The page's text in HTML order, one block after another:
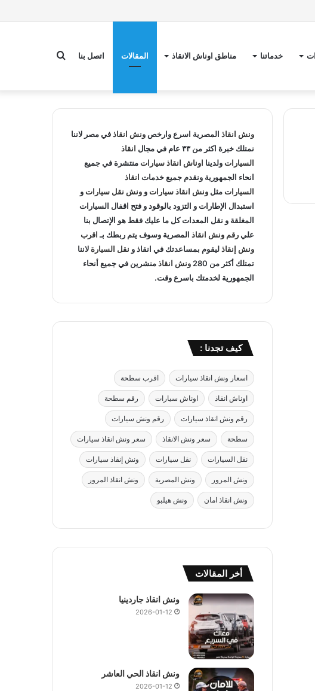
خدماتنا مناطق اوناش الانقاذ المقالات اتصل بنا
ونش انقاذ المصرية اسرع وارخصونش انقاذفي مصر لاننا
نمتلك خبرة اكثر من ٣٣ عام في مجال
انقاذ
السياراتولدينا اوناش انقاذ سياراتمنتشرة في جميع
انحاء الجمهورية ونقدم جميع خدمات انقاذ
السياراتمثلونش انقاذ سياراتوونش نقل سياراتو
استبدال الإطارات و التزود بالوقود و فتح اقفال السيارات
المغلقة و نقل المعدات كل ما عليك فقط هو الإتصال بنا
عليرقم ونش انقاذ المصرية وسوف يتم ربطك بـ اقرب
ونش إنقاذليقوم بمساعدتك في انقاذ و نقل السيارة لاننا
تمتلك أكثر من 280
ونش انقاذمنشرين في جميع أنحاء
الجمهورية لخدمتك باسرع وقت.
كيف تجدنا :
اسعار ونش انقاذ سيارات اقرب سطحة
اوناش انقاذ اوناش سيارات رقم سطحة
رقم ونش انقاذ سيارات رقم ونش سيارات
سطحة سعر ونش الانقاذ سعر ونش انقاذ سيارات
نقل السيارات نقل سيارات ونش إنقاذ سيارات
ونش المرور ونش المصرية ونش انقاذ المرور
ونش انقاذ امان ونش هيلبو
أخر المقالات
ونش انقاذ جاردينيا
2026-01-12
ونش انقاذ الحي العاشر
2026-01-12